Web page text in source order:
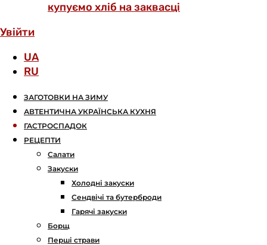
купуємо хліб на заквасці
Увійти
UA
RU
ЗАГОТОВКИ НА ЗИМУ
АВТЕНТИЧНА УКРАЇНСЬКА КУХНЯ
ГАСТРОСПАДОК
РЕЦЕПТИ
Салати
Закуски
Холодні закуски
Сендвічі та бутерброди
Гарячі закуски
Борщ
Перші страви